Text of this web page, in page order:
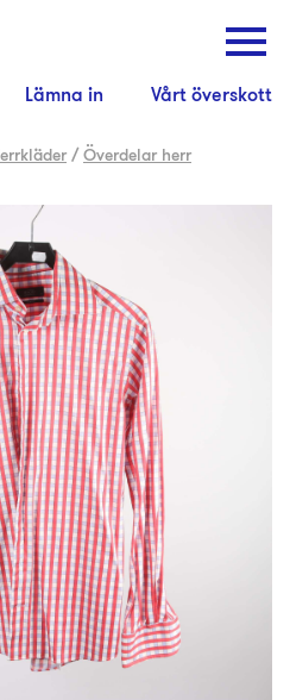
Lämna in Vårt överskott
/Överdelar herr